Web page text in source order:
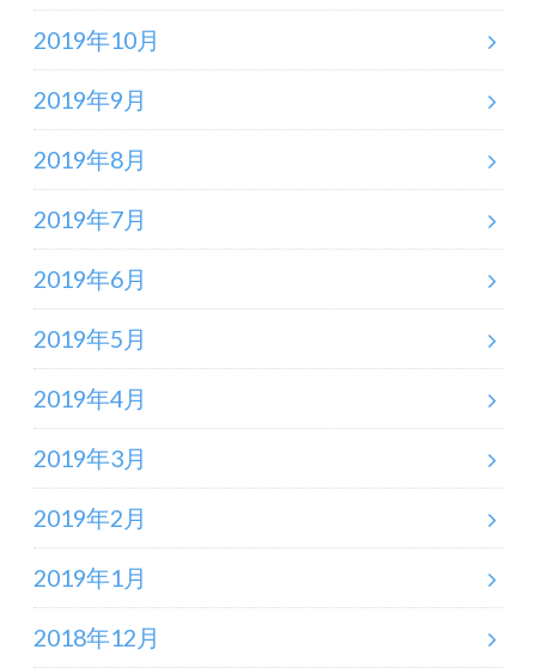
2019年10月
2019年9月
2019年8月
2019年7月
2019年6月
2019年5月
2019年4月
2019年3月
2019年2月
2019年1月
2018年12月